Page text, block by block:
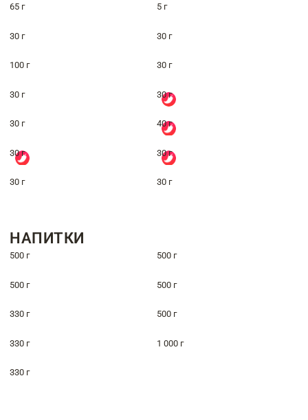
65 г 5 г
30 г 30 г
100 г 30 г
30 г 30 г
30 г 40 г
30 г 30 г
30 г 30 г
НАПИТКИ
500 г 500 г
500 г 500 г
330 г 500 г
330 г 1 000 г
330 г